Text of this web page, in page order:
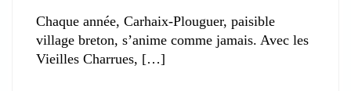
Chaque année, Carhaix-Plouguer, paisible
village breton, s’anime comme jamais. Avec les
Vieilles Charrues,